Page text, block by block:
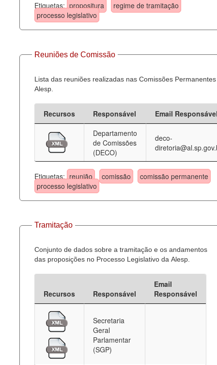
Etiquetas: propositura
regime de tramitação
processo legislativo
Reuniões de Comissão
Lista das reuniões realizadas nas Comissões
Alesp.
Recursos Responsável
Email
Departamento
de Comissões
(DECO)
deco-
Etiquetas: reunião comissão
comissão permanente
processo legislativo
Tramitação
Conjunto de dados sobre a tramitação e os andamentos
das proposições no Processo Legislativo da Alesp.
Recursos Responsável
Email
Responsável
Secretaria
Geral
Parlamentar
(SGP)